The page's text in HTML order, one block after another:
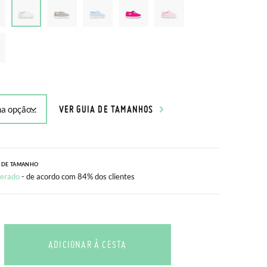
VER GUIA DE TAMANHOS
DE TAMANHO
- de acordo com 84% dos clientes
ADICIONAR À CESTA